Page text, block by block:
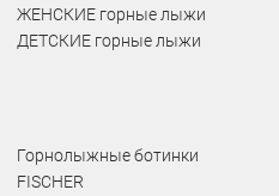
ЖЕНСКИЕ горные лыжи
ДЕТСКИЕ горные лыжи
Горнолыжные ботинки
FISCHER